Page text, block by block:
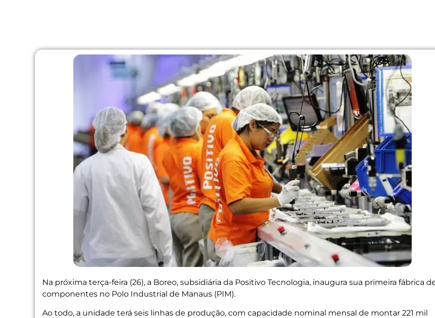
Na próxima terça-feira (26), a Boreo, subsidiária da Positivo Tecnologia, inaugura sua primeira fábrica
componentes no Polo Industrial de Manaus (PIM).
Ao todo, a unidade terá seis linhas de produção, com capacidade nominal mensal de montar 221 mil